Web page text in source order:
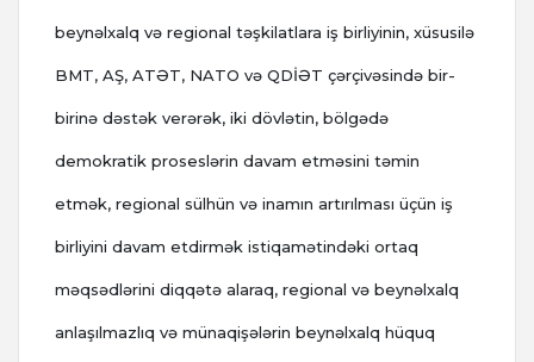
beynəlxalq və regional təşkilatlara iş birliyinin, xüsusilə
BMT, AŞ, ATƏT, NATO və QDİƏT çərçivəsində bir-
birinə dəstək verərək, iki dövlətin, bölgədə
demokratik proseslərin davam etməsini təmin
etmək, regional sülhün və inamın artırılması üçün iş
birliyini davam etdirmək istiqamətindəki ortaq
məqsədlərini diqqətə alaraq, regional və beynəlxalq
anlaşılmazlıq və münaqişələrin beynəlxalq hüquq